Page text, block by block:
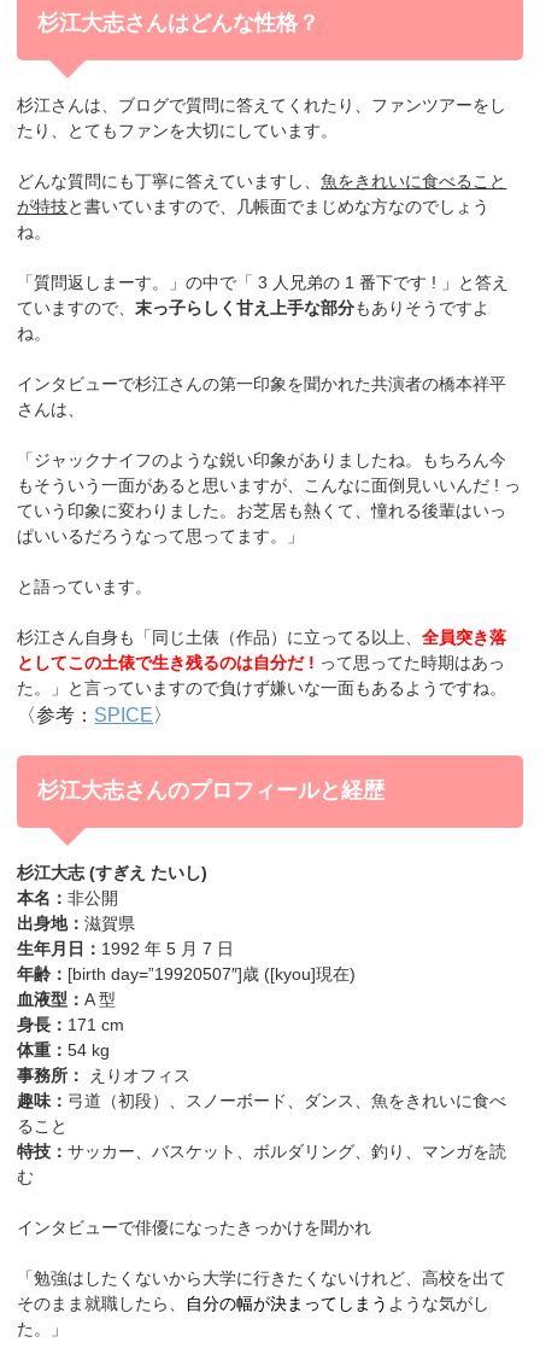
杉江大志さんはどんな性格？
杉江さんは、ブログで質問に答えてくれたり、 ファンツアーをし
たり、とてもファンを大切にしています。
どんな質問にも丁寧に答えていますし、魚をきれいに食べること
が特技と書いていますので、几帳面でまじめな方なのでしょう
ね。
「質問返しまーす。」の中で「 3 人兄弟の 1 番下です ! 」と答え
ていますので、末っ子らしく甘え上手な部分もありそうですよ
ね。
インタビューで杉江さんの第一印象を聞かれた共演者の橋本祥平
さんは、
「ジャックナイフのような鋭い印象がありましたね。もちろん今
もそういう一面があると思いますが、こんなに面倒見いいんだ ! っ
ていう印象に変わりました。お芝居も熱くて、憧れる後輩はいっ
ぱいいるだろうなって思ってます。」
と語っています。
杉江さん自身も「同じ土俵（作品）に立ってる以上、全員突き落
としてこの土俵で生き残るのは自分だ ! って思ってた時期はあっ
た。」と言っていますので負けず嫌いな一面もあるようですね。
〈参考： SPICE〉
杉江大志さんのプロフィールと経歴
杉江大志 (すぎえ たいし)
本名：非公開
出身地：滋賀県
生年月日： 1992 年 5 月 7 日
年齢： [birth day=”19920507″]歳 ([kyou]現在)
血液型：A 型
身長： 171 cm
体重：54 kg
事務所：
えりオフィス
趣味： 弓道（初段）、スノーボード、ダンス、魚をきれいに食べ
ること
特技：サッカー、バスケット、ボルダリング、釣り、マンガを読
む
インタビューで俳優になったきっかけを聞かれ
「勉強はしたくないから大学に行きたくないけれど、高校を出て
そのまま就職したら、 自分の幅が決まってしまう ような気がし
た。」